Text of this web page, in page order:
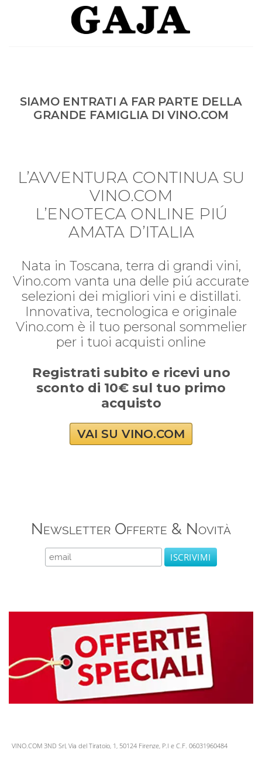
SIAMO ENTRATI A FAR PARTE DELLA
GRANDE FAMIGLIA DI VINO.COM
L’AVVENTURA CONTINUA SU
VINO.COM
L’ENOTECA ONLINE PIÚ
AMATA D’ITALIA
Nata in Toscana, terra di grandi vini,
Vino.com vanta una delle piú accurate
selezioni dei migliori vini e distillati.
Innovativa, tecnologica e originale
Vino.com è il tuo personal sommelier
per i tuoi acquisti online
Registrati subito e ricevi uno
sconto di 10€ sul tuo primo
acquisto
VAI SU VINO.COM
Newsletter Offerte & Novità
VINO.COM 3ND Srl, Via del Tiratoio, 1, 50124 Firenze, P.I e C.F. 06031960484